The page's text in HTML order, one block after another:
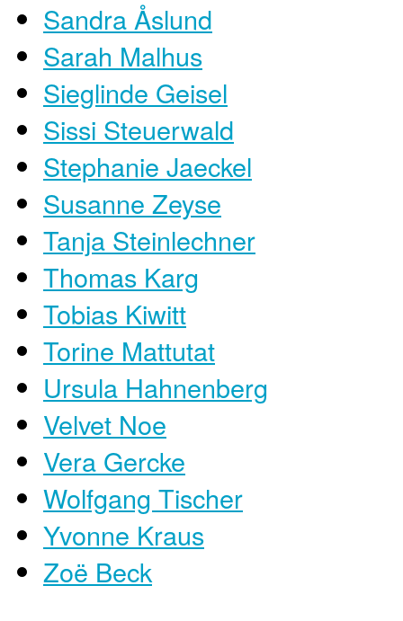
Sandra Åslund
Sarah Malhus
Sieglinde Geisel
Sissi Steuerwald
Stephanie Jaeckel
Susanne Zeyse
Tanja Steinlechner
Thomas Karg
Tobias Kiwitt
Torine Mattutat
Ursula Hahnenberg
Velvet Noe
Vera Gercke
Wolfgang Tischer
Yvonne Kraus
Zoë Beck